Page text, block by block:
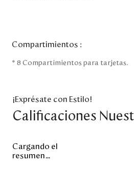
Compartimientos :
* 8 Compartimientos para tarjetas.
¡Exprésate con Estilo!
Calificaciones
Cargando el
resumen…